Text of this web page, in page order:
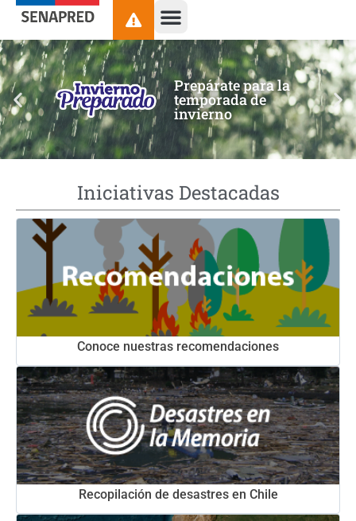
contenido
Prepárate para la
temporada de
invierno
Iniciativas Destacadas
Conoce nuestras recomendaciones
Recopilación de desastres en Chile